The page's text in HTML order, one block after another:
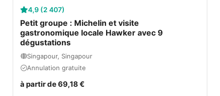
4,9 (2 407)
Petit groupe : Michelin et visite
gastronomique locale Hawker avec 9
dégustations
Singapour, Singapour
Annulation gratuite
à partir de 69,18 €